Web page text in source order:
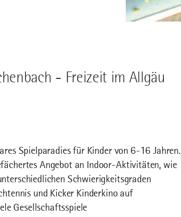
- Freizeit im Allgäu
Spielparadies für Kinder von 6-16 Jahren.
Angebot an Indoor-Aktivitäten, wie
Schwierigkeitsgraden
und Kicker Kinderkino auf
Gesellschaftsspiele